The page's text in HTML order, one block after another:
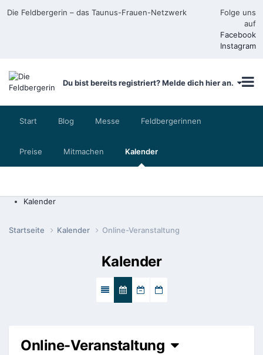
Die Feldbergerin – das Taunus-Frauen-Netzwerk
Folge uns
auf
Facebook
Instagram
Du bist bereits registriert? Melde dich hier an.
Start Blog Messe Feldbergerinnen
Preise Mitmachen Kalender
Kalender
Startseite Kalender Online-Veranstaltung
Kalender
Online-Veranstaltung